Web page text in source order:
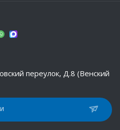
переулок, Д.8 (Венский